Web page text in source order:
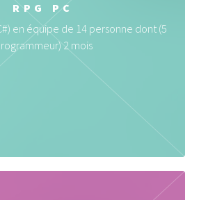
RPG PC
en équipe de 14 personne dont (5
2 mois